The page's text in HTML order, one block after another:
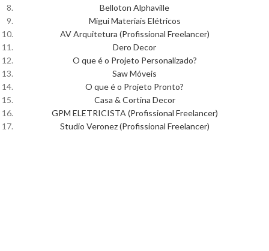
Belloton Alphaville
Migui Materiais Elétricos
AV Arquitetura (Profissional Freelancer)
Dero Decor
O que é o Projeto Personalizado?
Saw Móveis
O que é o Projeto Pronto?
Casa & Cortina Decor
GPM ELETRICISTA (Profissional Freelancer)
Studio Veronez (Profissional Freelancer)